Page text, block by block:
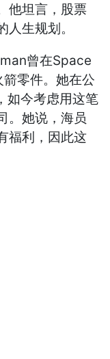
他坦言，股票
生规划。
曾在Space
零件。她在公
如今考虑用这笔
。她说，海员
福利，因此这